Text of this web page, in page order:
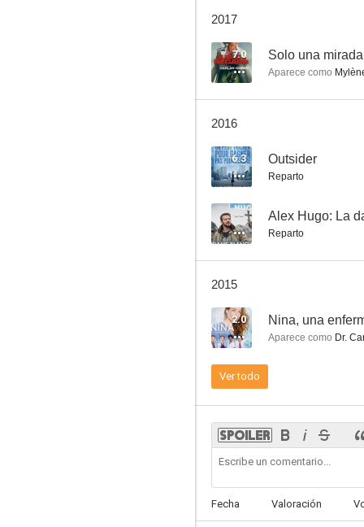
--
--
2017
7.0 Solo una mirada
Aparece como
2016
6.3 Outsider
Reparto
-- Alex Hugo: La
Reparto
2015
2.0 Nina, una
Aparece como Dr.
Ver todo
Fecha Valoración